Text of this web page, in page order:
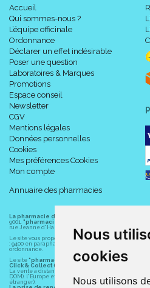
Nous
cookies
Nous utilisons
Accueil
Qui sommes-nous ?
L’équipe officinale
Ordonnance
Déclarer un effet indésirable
Poser une question
Laboratoires & Marques
Promotions
Espace conseil
Newsletter
CGV
Mentions légales
Données personnelles
Cookies
Mes préférences Cookies
Mon compte
Annuaire des pharmacies
La pharmacie du centre à Albert
9001. "pharmacie-du-centre-albert.fr "
rue Jeanne d' Harcourt, 80300 Albert.
Le site vous propose un large choix de plus de
: 9400 en parapharmacie, animaux, orthopédie,
ordonnance.
Le site "pharmacie-du-centre-albert.fr"vous
Click & Collect (retrait gratuit dans la
La vente à distance chez vous et/ou chez un
DOM), l' Europe et le monde entier (livraison assuré
étranger).